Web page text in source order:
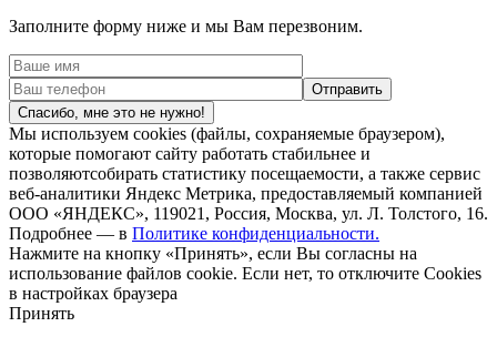
Заполните форму ниже и мы Вам перезвоним.
Спасибо, мне это не нужно!
Мы используем cookies (файлы, сохраняемые браузером),
которые помогают сайту работать стабильнее и
позволяютсобирать статистику посещаемости, а также сервис
веб-аналитики Яндекс Метрика, предоставляемый компанией
ООО «ЯНДЕКС», 119021, Россия, Москва, ул. Л. Толстого, 16.
Подробнее — в Политике конфиденциальности.
Нажмите на кнопку «Принять», если Вы согласны на
использование файлов cookie. Если нет, то отключите Cookies
в настройках браузера
Принять